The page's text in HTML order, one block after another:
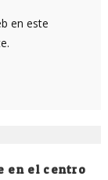
en este
en el centro